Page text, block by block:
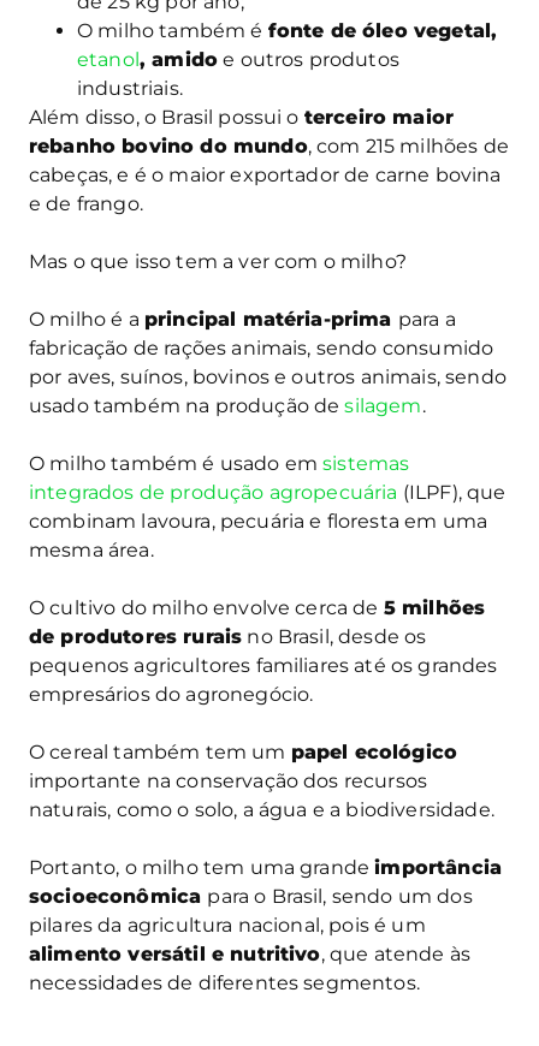
O milho também é fonte de óleo vegetal,
etanol, amido e outros produtos
industriais.
Além disso, o Brasil possui o terceiro maior
rebanho bovino do mundo, com 215 milhões de
cabeças, e é o maior exportador de carne bovina
e de frango.
Mas o que isso tem a ver com o milho?
O milho é a principal matéria-prima para a
fabricação de rações animais, sendo consumido
por aves, suínos, bovinos e outros animais, sendo
usado também na produção desilagem.
O milho também é usado emsistemas
integrados de produção agropecuária (ILPF), que
combinam lavoura, pecuária e floresta em uma
mesma área.
O cultivo do milho envolve cerca de 5 milhões
de produtores rurais no Brasil, desde os
pequenos agricultores familiares até os grandes
empresários do agronegócio.
O cereal também tem um papel ecológico
importante na conservação dos recursos
naturais, como o solo, a água e a biodiversidade.
Portanto, o milho tem uma grandeimportância
socioeconômica para o Brasil, sendo um dos
pilares da agricultura nacional, pois é um
alimento versátil e nutritivo, que atende às
necessidades de diferentes segmentos.